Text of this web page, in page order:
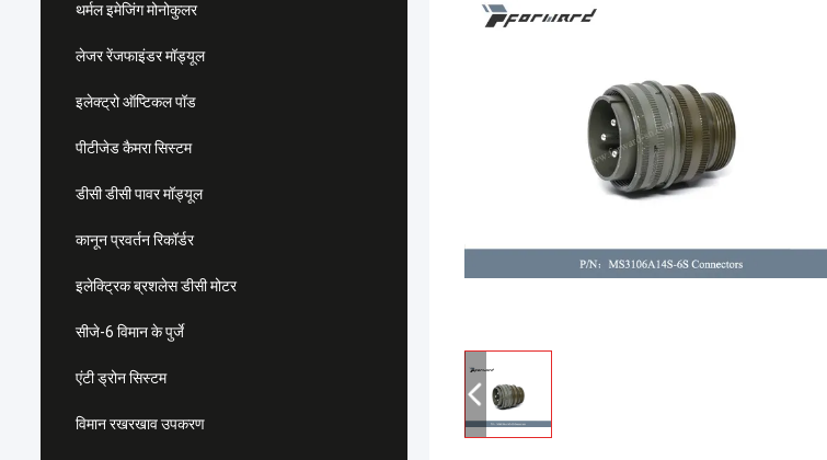
थर्मल इमेजिंग मोनोकुलर
लेजर रेंजफाइंडर मॉड्यूल
इलेक्ट्रो ऑप्टिकल पॉड
पीटीजेड कैमरा सिस्टम
डीसी डीसी पावर मॉड्यूल
कानून प्रवर्तन रिकॉर्डर
इलेक्ट्रिक ब्रशलेस डीसी मोटर
सीजे-6 विमान के पुर्जे
एंटी ड्रोन सिस्टम
विमान रखरखाव उपकरण